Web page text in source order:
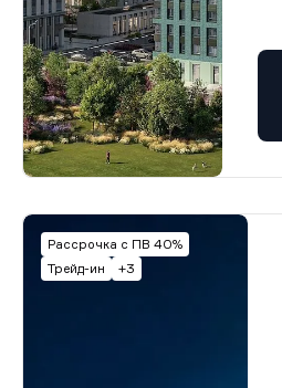
Рассрочка с ПВ 40%
Трейд-ин
+3